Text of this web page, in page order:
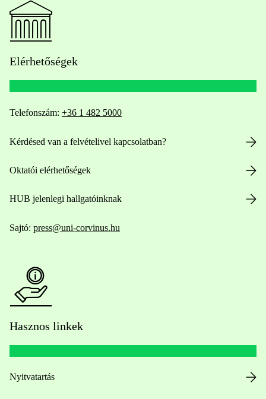
Elérhetőségek
Telefonszám: +36 1 482 5000
Kérdésed van a felvételivel kapcsolatban?
Oktatói elérhetőségek
HUB jelenlegi hallgatóinknak
Sajtó: press@uni-corvinus.hu
Hasznos linkek
Nyitvatartás